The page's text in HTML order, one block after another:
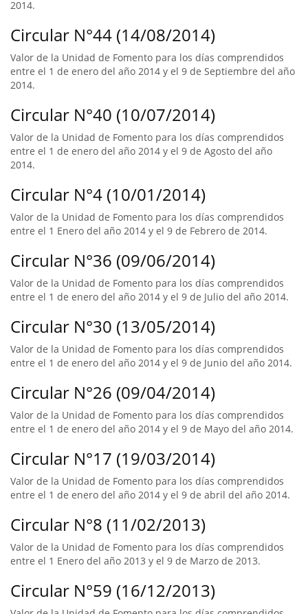
2014.
Circular N°44 (14/08/2014)
Valor de la Unidad de Fomento para los días comprendidos
entre el 1 de enero del año 2014 y el 9 de Septiembre del año
2014.
Circular N°40 (10/07/2014)
Valor de la Unidad de Fomento para los días comprendidos
entre el 1 de enero del año 2014 y el 9 de Agosto del año
2014.
Circular N°4 (10/01/2014)
Valor de la Unidad de Fomento para los días comprendidos
entre el 1 Enero del año 2014 y el 9 de Febrero de 2014.
Circular N°36 (09/06/2014)
Valor de la Unidad de Fomento para los días comprendidos
entre el 1 de enero del año 2014 y el 9 de Julio del año 2014.
Circular N°30 (13/05/2014)
Valor de la Unidad de Fomento para los días comprendidos
entre el 1 de enero del año 2014 y el 9 de Junio del año 2014.
Circular N°26 (09/04/2014)
Valor de la Unidad de Fomento para los días comprendidos
entre el 1 de enero del año 2014 y el 9 de Mayo del año 2014.
Circular N°17 (19/03/2014)
Valor de la Unidad de Fomento para los días comprendidos
entre el 1 de enero del año 2014 y el 9 de abril del año 2014.
Circular N°8 (11/02/2013)
Valor de la Unidad de Fomento para los días comprendidos
entre el 1 Enero del año 2013 y el 9 de Marzo de 2013.
Circular N°59 (16/12/2013)